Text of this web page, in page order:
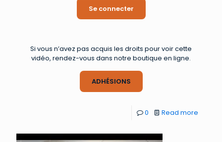
Se connecter
Si vous n’avez pas acquis les droits pour voir cette
vidéo, rendez-vous dans notre boutique en ligne.
ADHÉSIONS
0 Read more